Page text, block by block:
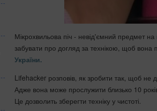
Мікрохвильова піч - невід'ємний предмет на
забувати про догляд за технікою, щоб
України.
Lifehacker розповів, як зробити так, щоб не
Адже вона може прослужити близько 10
Це дозволить зберегти техніку у чистоті.